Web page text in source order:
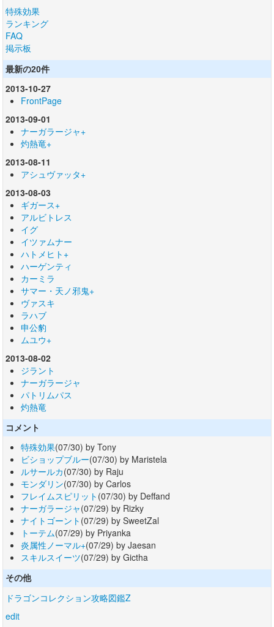
特殊効果
ランキング
FAQ
掲示板
最新の20件
2013-10-27
FrontPage
2013-09-01
ナーガラージャ+
灼熱竜+
2013-08-11
アシュヴァッタ+
2013-08-03
ギガース+
アルビトレス
イグ
イツァムナー
ハトメヒト+
ハーゲンティ
カーミラ
サマー・天ノ邪鬼+
ヴァスキ
ラハブ
申公豹
ムユウ+
2013-08-02
ジラント
ナーガラージャ
パトリムパス
灼熱竜
コメント
特殊効果(07/30) by Tony
ビショップブルー(07/30) by Maristela
ルサールカ(07/30) by Raju
モンダリン(07/30) by Carlos
フレイムスピリット (07/30) by Deffand
ナーガラージャ(07/29) by Rizky
ナイトゴーント (07/29) by SweetZal
トーテム(07/29) by Priyanka
炎属性ノーマル+(07/29) by Jaesan
スキルスイーツ(07/29) by Gictha
その他
ドラゴンコレクション攻略図鑑Z
edit